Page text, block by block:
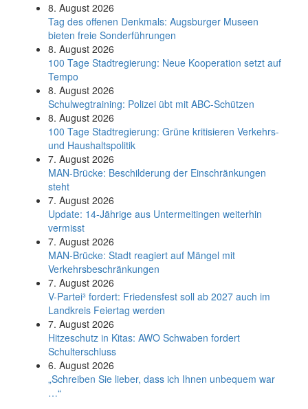
8. August 2026
Tag des offenen Denkmals: Augsburger Museen
bieten freie Sonderführungen
8. August 2026
100 Tage Stadtregierung: Neue Kooperation setzt auf
Tempo
8. August 2026
Schul­weg­trai­ning: Poli­zei übt mit ABC-Schüt­zen
8. August 2026
100 Tage Stadtregierung: Grüne kritisieren Verkehrs-
und Haushaltspolitik
7. August 2026
MAN-Brücke: Beschilderung der Einschränkungen
steht
7. August 2026
Update: 14-Jährige aus Untermeitingen weiterhin
vermisst
7. August 2026
MAN-Brücke: Stadt reagiert auf Mängel mit
Verkehrsbeschränkungen
7. August 2026
V-Partei­³ fordert: Friedens­fest soll ab 2027 auch im
Land­kreis Feier­tag werden
7. August 2026
Hitzeschutz in Kitas: AWO Schwaben fordert
Schulterschluss
6. August 2026
„Schreiben Sie lieber, dass ich Ihnen unbequem war
…“